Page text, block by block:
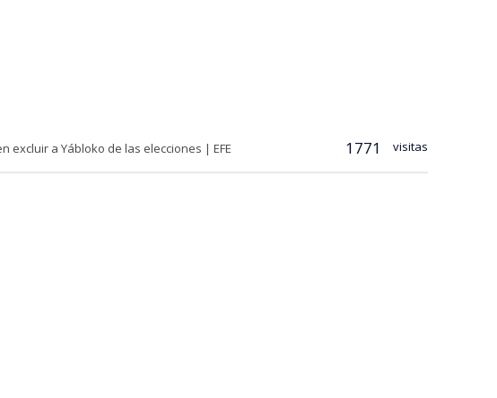
excluir a Yábloko de las elecciones | EFE 1771 visitas